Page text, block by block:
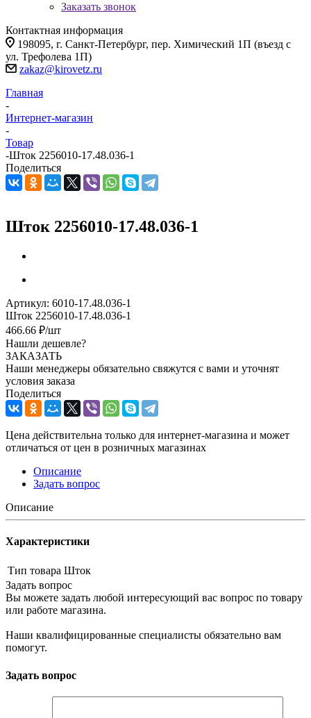
Заказать звонок
Контактная информация
198095, г. Санкт-Петербург, пер. Химический 1П (въезд с
ул. Трефолева 1П)
zakaz@kirovetz.ru
Главная
-
Интернет-магазин
-
Товар
-Шток 2256010-17.48.036-1
Поделиться
Шток 2256010-17.48.036-1
Артикул: 6010-17.48.036-1
Шток 2256010-17.48.036-1
466.66 ₽/шт
Нашли дешевле?
ЗАКАЗАТЬ
Наши менеджеры обязательно свяжутся с вами и уточнят
условия заказа
Поделиться
Цена действительна только для интернет-магазина и может
отличаться от цен в розничных магазинах
Описание
Задать вопрос
Описание
Характеристики
Тип товара Шток
Задать вопрос
Вы можете задать любой интересующий вас вопрос по товару
или работе магазина.
Наши квалифицированные специалисты обязательно вам
помогут.
Задать вопрос